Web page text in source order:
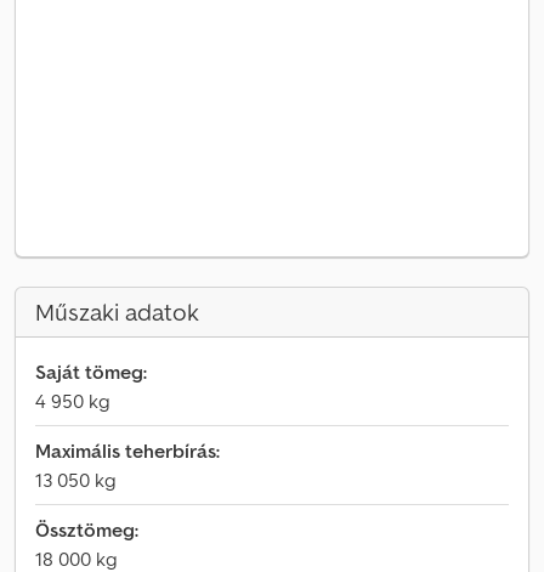
Műszaki adatok
Saját tömeg:
4 950 kg
Maximális teherbírás:
13 050 kg
Össztömeg:
18 000 kg